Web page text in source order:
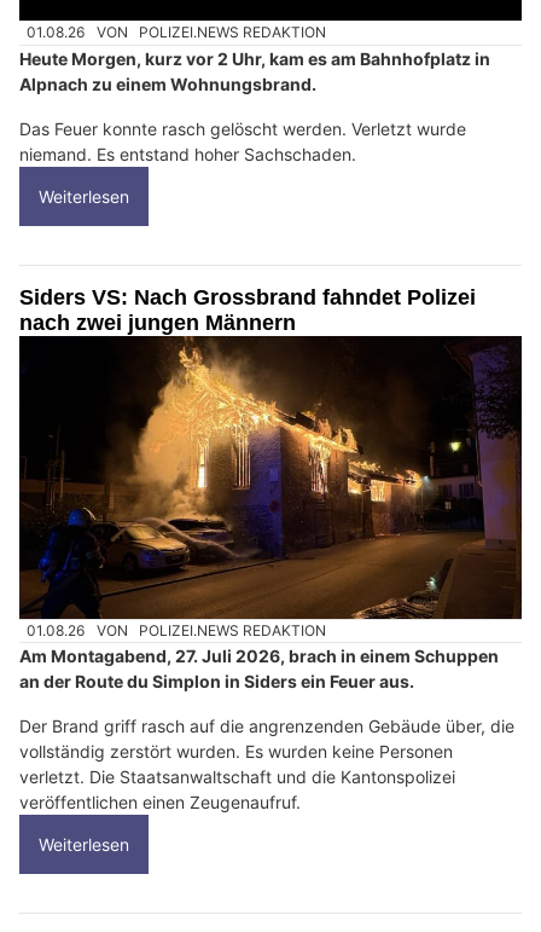
01.08.26 VON POLIZEI.NEWS REDAKTION
Heute Morgen, kurz vor 2 Uhr, kam es am Bahnhofplatz in
Alpnach zu einem Wohnungsbrand.
Das Feuer konnte rasch gelöscht werden. Verletzt wurde
niemand. Es entstand hoher Sachschaden.
Weiterlesen
Siders VS: Nach Grossbrand fahndet Polizei
nach zwei jungen Männern
01.08.26 VON POLIZEI.NEWS REDAKTION
Am Montagabend, 27. Juli 2026, brach in einem Schuppen
an der Route du Simplon in Siders ein Feuer aus.
Der Brand griff rasch auf die angrenzenden Gebäude über, die
vollständig zerstört wurden. Es wurden keine Personen
verletzt. Die Staatsanwaltschaft und die Kantonspolizei
veröffentlichen einen Zeugenaufruf.
Weiterlesen